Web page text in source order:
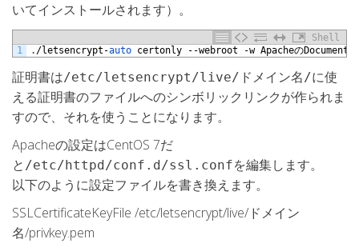
いてインストールされます）。
Shell
1
. /letsencrypt -auto certonly --webroot -w Apacheの
証明書は/etc/letsencrypt/live/ドメイン名/に使
える証明書のファイルへのシンボリックリンクが作られま
すので、それを使うことになります。
Apacheの設定はCentOS 7だ
と /etc/httpd/conf.d/ssl.confを編集します。
以下のように設定ファイルを書き換えます。
SSLCertificateKeyFile /etc/letsencrypt/live/ドメイン
名/privkey.pem